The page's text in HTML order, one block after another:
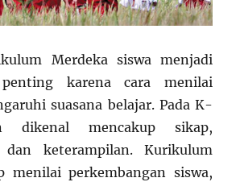
Merdeka siswa menjadi
penting karena cara menilai
suasana belajar. Pada K-
dikenal mencakup sikap,
dan keterampilan. Kurikulum
menilai perkembangan siswa,